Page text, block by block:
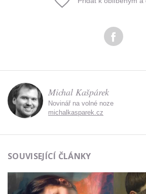
Michal Kašpárek
Novinář na volné noze
michalkasparek.cz
SOUVISEJÍCÍ ČLÁNKY